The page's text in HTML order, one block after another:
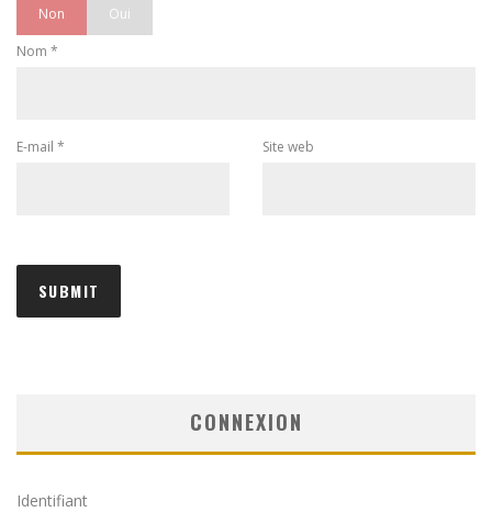
Non
Oui
Nom *
E-mail * Site web
CONNEXION
Identifiant